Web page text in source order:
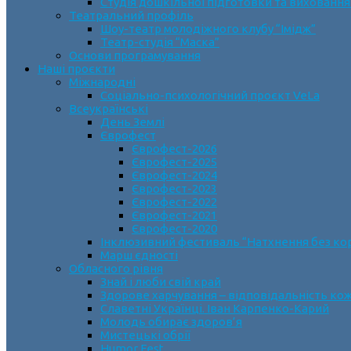
Театральний профіль
Шоу-театр молодіжного клубу “Імідж”
Театр-студія “Маска”
Основи програмування
Наші проєкти
Міжнародні
Соціально-психологічний проєкт VeLa
Всеукраїнські
День Землі
Єврофест
Єврофест-2026
Єврофест-2025
Єврофест-2024
Єврофест-2023
Єврофест-2022
Єврофест-2021
Єврофест-2020
Інклюзивний фестиваль “Натхнення без
Марш єдності
Обласного рівня
Знай і люби свій край
Здорове харчування – відповідальність
Славетні Українці. Іван Карпенко-Карий
Молодь обирає здоров’я
Мистецькі обрії
Humor Fest